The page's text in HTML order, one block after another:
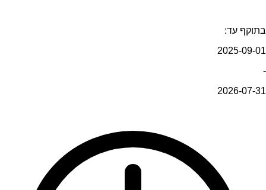
בתוקף עד:
2025-09-01
-
2026-07-31